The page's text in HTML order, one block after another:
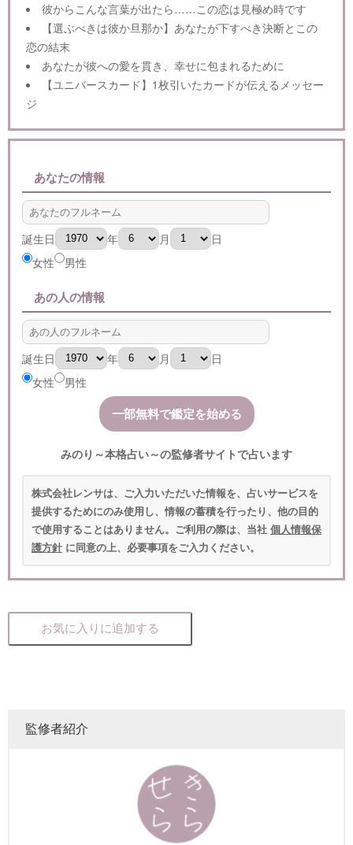
彼からこんな言葉が出たら……この恋は見極め時です
【選ぶべきは彼か旦那か】あなたが下すべき決断とこの
恋の結末
あなたが彼への愛を貫き、幸せに包まれるために
【ユニバースカード】1枚引いたカードが伝えるメッセー
ジ
あなたの情報
誕生日 年 月
日
女性
男性
あの人の情報
誕生日 年 月
日
女性
男性
みのり～本格占い～の監修者サイトで占います
株式会社レンサは、ご入力いただいた情報を、占いサービスを
提供するためにのみ使用し、情報の蓄積を行ったり、他の目的
で使用することはありません。ご利用の際は、当社 個人情報保
護方針 に同意の上、必要事項をご入力ください。
お気に入りに追加する
監修者紹介